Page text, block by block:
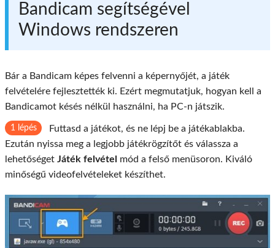
Bandicam segítségével
Windows rendszeren
Bár a Bandicam képes felvenni a képernyőjét, a játék
felvételére fejlesztették ki. Ezért megmutatjuk, hogyan kell a
Bandicamot késés nélkül használni, ha PC-n játszik.
1 lépés
Futtasd a játékot, és ne lépj be a játékablakba.
Ezután nyissa meg a legjobb játékrögzítőt és válassza a
lehetőséget Játék felvétel
mód a felső menüsoron. Kiváló
minőségű videofelvételeket készíthet.